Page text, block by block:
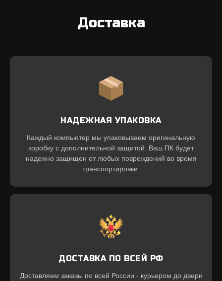
Доставка
НАДЕЖНАЯ УПАКОВКА
Каждый компьютер мы упаковываем оригинальную
коробку с дополнительной защитой. Ваш ПК будет
надежно защищен от любых повреждений во время
транспортировки.
ДОСТАВКА ПО ВСЕЙ РФ
Доставляем заказы по всей России - курьером до двери